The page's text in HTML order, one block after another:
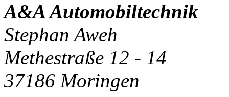
A&A Automobiltechnik
Stephan Aweh
Methestraße 12 - 14
37186 Moringen